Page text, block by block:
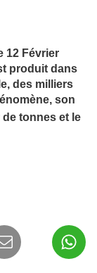
12 Février
produit dans
des milliers
son
tonnes et le